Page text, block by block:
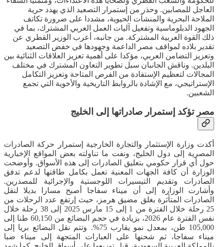
العاجل للمصابين. وحذر من إستمرار التصعيد الذي يهدد حرية
الملاحة البحرية والمنشآت الحيوية، مشددا على ضرورة تكاتف
الجهود الدبلوماسية وتفعيل آليات العمل العربي المشترك، بما في
ذلك القوة العربية المشتركة. من جانبه، أعرب الوزير القطري عن
تقدير بلاده لمواقف مصر الداعمة وجهودها في خفض التصعيد
وتعزيز التضامن العربي، مؤكدا على أهمية تعزيز العلاقات الثنائية بين
البلدين. وناقش الجانبان سبل تطوير التعاون المشترك في مختلف
المجالات لتعظيم الإستفادة من الفرص المتاحة وتعزيز التكامل
الإستراتيجي، مع الإشادة بالروابط التاريخية والأخوية التي تجمع
الشعبين.
مصر تؤكد إستمرار صادراتها إلى الخليج
أكدت وزارة الإستثمار والتجارة الخارجية إستمرار حركة الصادرات
المصرية إلى دول الخليج، ونفت ما تناولته بعض المواقع الإخبارية
حول أي قرار حكومي بتعليق الصادرات إلى هذه الأسواق. وأوضحت
الوزارة أن كافة الجهات المعنية تعمل بكامل طاقتها لدعم تدفق
الصادرات وتقديم التيسيرات اللوجستية والإجرائية للمصدرين.
وأشارت الوزارة إلى أن ميناء سفاجا أصبح مسارا بديلا لنقل
الصادرات المتأثرة بغلق مضيق هرمز، حيث إرتفع عدد الرحلات من
25 رحلة خلال الفترة من 1 إلى 15 مارس 2025 إلى 38 رحلة خلال
نفس الفترة عام 2026، بزيادة في حجم البضائع من 60,150 طنا إلى
105,000 طن، بمعدل نمو يقارب 75%. وتتم نقل البضائع بريا إلى
ميناء سفاجا، ثم شحنها على العبارات المتجهة إلى ميناء ضبا